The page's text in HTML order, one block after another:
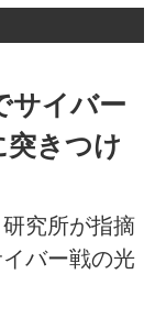
サイバー
突きつけ
究所が指摘
バー戦の光